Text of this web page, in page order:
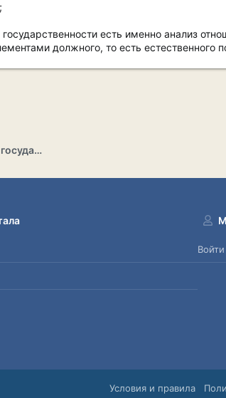
есть именно анализ
должного, то есть естественного
Раздел саморазвития в основах государственности
Войти
Условия и правила